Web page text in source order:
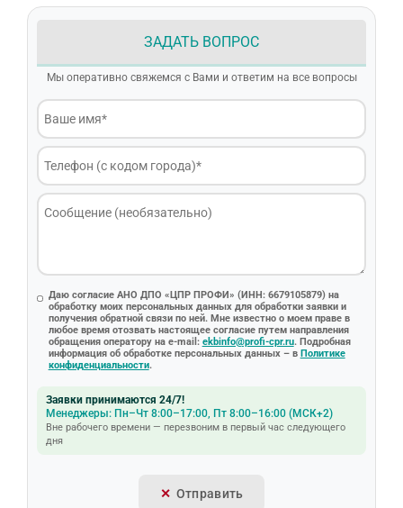
ЗАДАТЬ ВОПРОС
Мы оперативно свяжемся с Вами и ответим на все вопросы
Даю согласие АНО ДПО «ЦПР ПРОФИ» (ИНН: 6679105879) на
обработку моих персональных данных для обработки заявки и
получения обратной связи по ней. Мне известно о моем праве в
любое время отозвать настоящее согласие путем направления
обращения оператору на e-mail: ekbinfo@profi-cpr.ru. Подробная
информация об обработке персональных данных – в Политике
конфиденциальности.
Заявки принимаются 24/7!
Менеджеры: Пн–Чт 8:00–17:00, Пт 8:00–16:00 (МСК+2)
Вне рабочего времени — перезвоним в первый час следующего
дня
Отправить